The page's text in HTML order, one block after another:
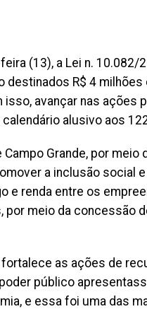
(13), a Lei n. 10.082/
destinados R$ 4
avançar nas ações
alusivo aos
Grande, por meio
a inclusão social
e renda entre os
meio da concessão
as ações de
público
e essa foi uma das